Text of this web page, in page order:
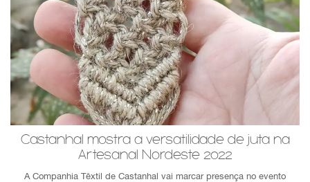
Castanhal mostra a versatilidade de juta na
Artesanal Nordeste 2022
A Companhia Têxtil de Castanhal vai marcar presença no evento